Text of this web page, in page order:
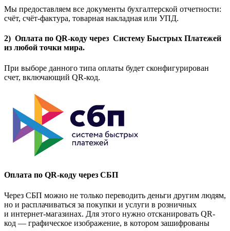
Мы предоставляем все документы бухгалтерской отчетности:
счёт, счёт-фактура, товарная накладная или УПД.
2) Оплата по QR-коду через Систему Быстрых Платежей
из любой точки мира.
При выборе данного типа оплаты будет сконфигурирован
счет, включающий QR-код.
Оплата по QR-коду через СБП
Через СБП можно не только переводить деньги другим людям,
но и расплачиваться за покупки и услуги в розничных
и интернет-магазинах. Для этого нужно отсканировать QR-
код — графическое изображение, в котором зашифрованы